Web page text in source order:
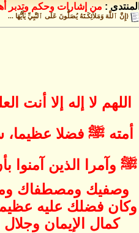
المنتدى : من إشارات وحكم وتدبر
{إِنَّ ٱللَّهَ وَمَلاَئِكَـتَهُ يُصَلُّونَ عَلَى ٱلنَّبِيِّ يٰأَيُّهَا ...
اللهم لا إله إلا
أمته ﷺ فضلا
ﷺ وآمرا الذين آمنوا
وصفيك ومصطفاك
وكان فضلك عليه
كمال الإيمان